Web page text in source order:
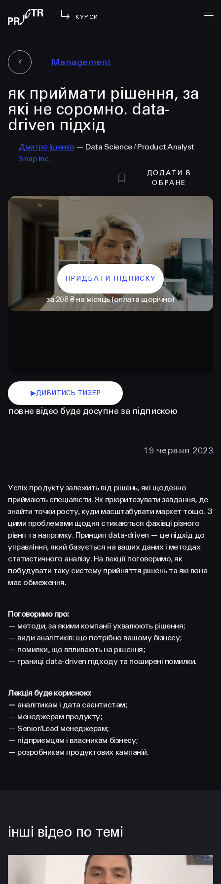
КУРСИ
МЕНЮ
у проджі
бібліотека
менторство
lezo
блог
УВІЙТИ
+38 099 236 68 38
hello@prjctr.com
Management
як приймати рішення, за
які не соромно. data-
driven підхід
Дмитро Іщенко — Data Science / Product Analyst
Snap Inc.
ДОДАТИ В
ОБРАНЕ
ПРИДБАТИ ПІДПИСКУ
за 208 ₴ на місяць (оплата щорічно)
▶ДИВИТИСЬ ТИЗЕР
повне відео буде досупне за підпискою
19 червня 2023
Успіх продукту залежить від рішень, які щоденно
приймають спеціалісти. Як пріоритезувати завдання, де
знайти точки росту, куди масштабувати маркет тощо. З
цими проблемами щодня стикаються фахівці різного
рівня та напрямку. Принцип data-driven — це підхід до
управління, який базується на ваших даних і методах
статистичного аналізу. На лекції поговоримо, як
побудувати таку систему прийняття рішень та які вона
має обмеження.
Поговоримо про:
— методи, за якими компанії ухвалюють рішення;
— види аналітиків: що потрібно вашому бізнесу;
— помилки, що впливають на рішення;
— границі data-driven підходу та поширені помилки.
Лекція буде корисною:
— аналітикам і дата саєнтистам;
— менеджерам продукту;
— Senior/Lead менеджерам;
— підприємцям і власникам бізнесу;
— розробникам продуктових кампаній.
інші відео по темі